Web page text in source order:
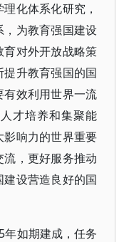
化体系化研究，
为教育强国建设
对外开放战略策
升教育强国的国
效利用世界一流
才培养和集聚能
响力的世界重要
，更好服务推动
设营造良好的国
如期建成，任务